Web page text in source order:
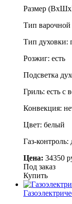
Размер
Тип варочной
Тип духовки:
Розжиг: есть
Подсветка
Гриль: есть с
Конвекция:
Цвет: белый
Газ-контроль:
Цена: 34350
Под заказ
Купить